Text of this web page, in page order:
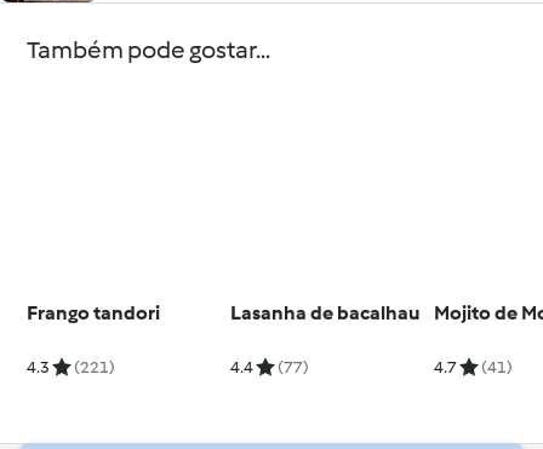
Também pode gostar...
Frango tandori
4.3 (221)
Lasanha de bacalhau
4.4 (77)
Mojito de
4.7 (41)